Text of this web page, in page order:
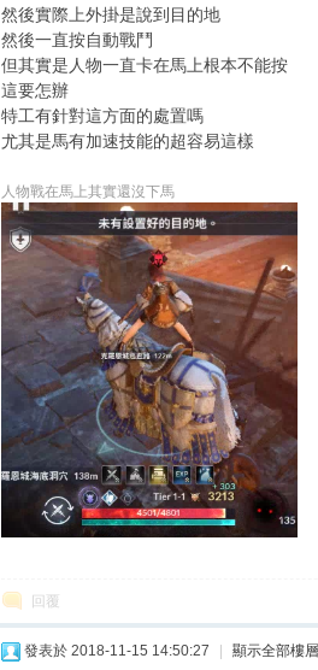
然後實際上外掛是說到目的地
然後一直按自動戰鬥
但其實是人物一直卡在馬上根本不能按
這要怎辦
特工有針對這方面的處置嗎
尤其是馬有加速技能的超容易這樣
人物戰在馬上其實還沒下馬
回覆
發表於 2018-11-15 14:50:27 顯示全部樓層